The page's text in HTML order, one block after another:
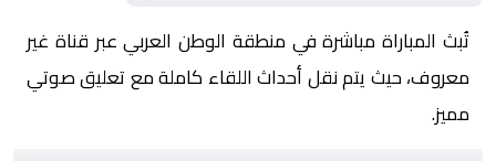
تُبث المباراة مباشرة في منطقة الوطن العربي عبر قناة غير
معروف، حيث يتم نقل أحداث اللقاء كاملة مع تعليق صوتي
مميز.